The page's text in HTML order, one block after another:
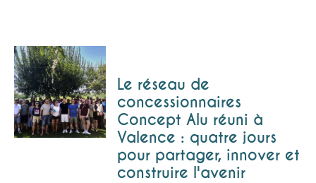
Le réseau de
concessionnaires
Concept Alu réuni à
Valence : quatre jours
pour partager, innover et
construire l'avenir